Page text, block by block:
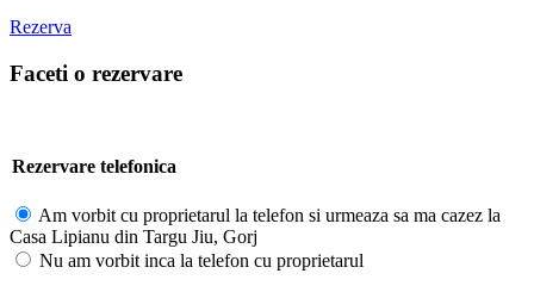
Rezerva
Faceti o rezervare
Rezervare telefonica
Am vorbit cu proprietarul la telefon si urmeaza sa ma cazez la
Casa Lipianu din Targu Jiu, Gorj
Nu am vorbit inca la telefon cu proprietarul